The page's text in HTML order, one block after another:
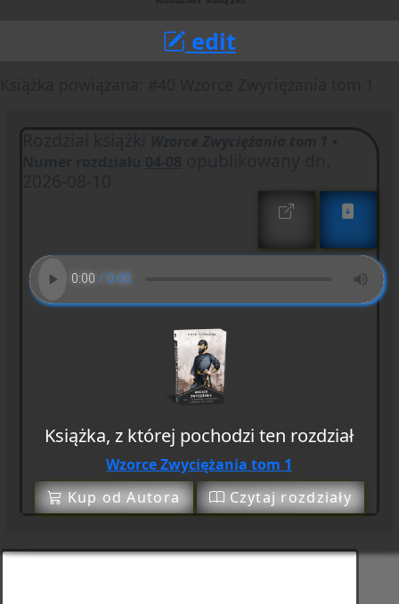
edit
Rozdział książki
Książka, z której pochodzi ten rozdział
Wzorce Zwyciężania tom 1
Kup od Autora
Czytaj rozdziały